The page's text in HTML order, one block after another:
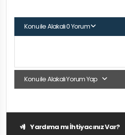
Konu ile Alakalı 0 Yorum
Konu ile Alakalı Yorum Yap
Yardıma mı İhtiyacınız Var?